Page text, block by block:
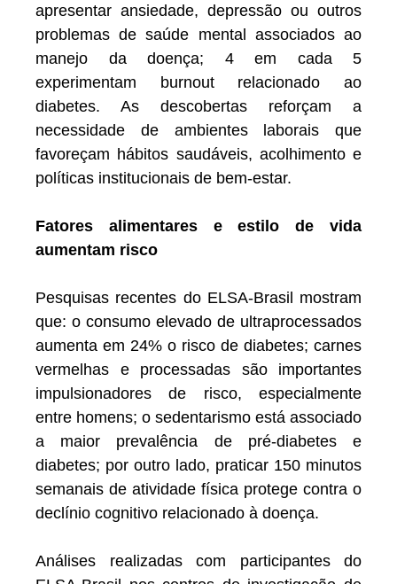
apresentar ansiedade, depressão ou outros
problemas de saúde mental associados ao
manejo da doença; 4 em cada 5
experimentam burnout relacionado ao
diabetes. As descobertas reforçam a
necessidade de ambientes laborais que
favoreçam hábitos saudáveis, acolhimento e
políticas institucionais de bem-estar.
Fatores alimentares e estilo de vida
aumentam risco
Pesquisas recentes do ELSA-Brasil mostram
que: o consumo elevado de ultraprocessados
aumenta em 24% o risco de diabetes; carnes
vermelhas e processadas são importantes
impulsionadores de risco, especialmente
entre homens; o sedentarismo está associado
a maior prevalência de pré-diabetes e
diabetes; por outro lado, praticar 150 minutos
semanais de atividade física protege contra o
declínio cognitivo relacionado à doença.
Análises realizadas com participantes do